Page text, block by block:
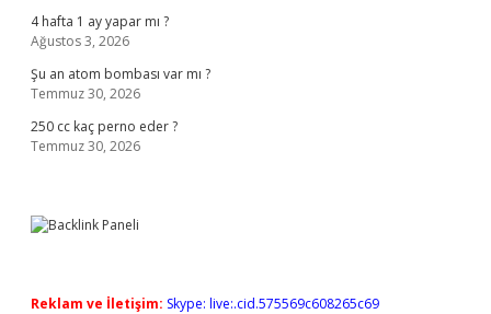
4 hafta 1 ay yapar mı ?
Ağustos 3, 2026
Şu an atom bombası var mı ?
Temmuz 30, 2026
250 cc kaç perno eder ?
Temmuz 30, 2026
Reklam ve İletişim: Skype: live:.cid.575569c608265c69